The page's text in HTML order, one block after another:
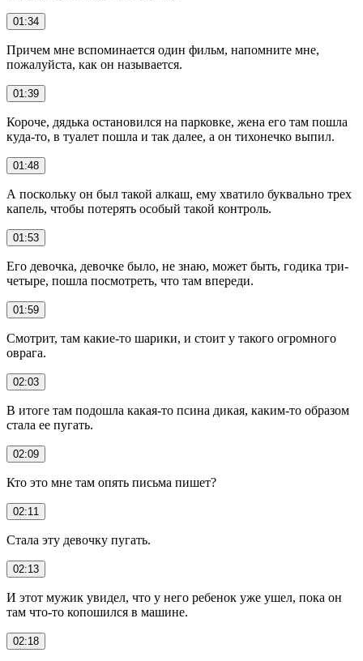
01:34
Причем мне вспоминается один фильм, напомните мне,
пожалуйста, как он называется.
01:39
Короче, дядька остановился на парковке, жена его там пошла
куда-то, в туалет пошла и так далее, а он тихонечко выпил.
01:48
А поскольку он был такой алкаш, ему хватило буквально трех
капель, чтобы потерять особый такой контроль.
01:53
Его девочка, девочке было, не знаю, может быть, годика три-
четыре, пошла посмотреть, что там впереди.
01:59
Смотрит, там какие-то шарики, и стоит у такого огромного
оврага.
02:03
В итоге там подошла какая-то псина дикая, каким-то образом
стала ее пугать.
02:09
Кто это мне там опять письма пишет?
02:11
Стала эту девочку пугать.
02:13
И этот мужик увидел, что у него ребенок уже ушел, пока он
там что-то копошился в машине.
02:18